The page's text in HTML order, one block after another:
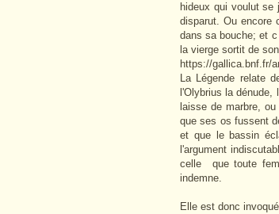
hideux qui voulut
disparut. Ou encore
dans sa bouche; et
la vierge sortit de
https://gallica.bnf.fr/
La Légende relate
l'Olybrius la
laisse de marbre, ou
que ses os fussent
et que le bassin
l'argument
celle que toute
indemne.
Elle est donc